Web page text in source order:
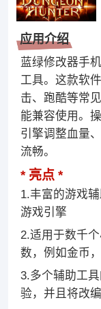
应用介绍
蓝绿修改器手
工具。这款软
击、跑酷等常
能兼容使用。
引擎调整血量
流畅。
亮点
1.丰富的游戏
游戏引擎
2.适用于数千
数，例如金币
3.多个辅助工
验，并且将改